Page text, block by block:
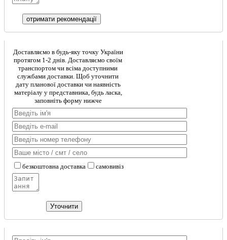
Доставляємо в будь-яку точку України
протягом 1-2 днів. Доставляємо своїм
транспортом чи всіма доступними
службами доставки. Щоб уточнити
дату планової доставки чи наявність
матеріалу у представника, будь ласка,
заповніть форму нижче
безкоштовна доставка самовивіз